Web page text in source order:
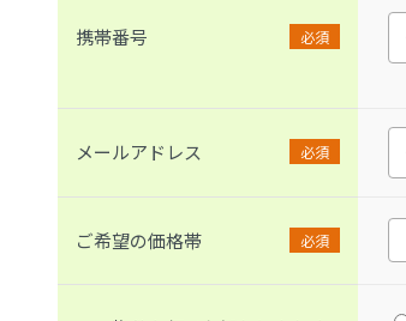
携帯番号
必須
メールアドレス 必須
ご希望の価格帯 必須